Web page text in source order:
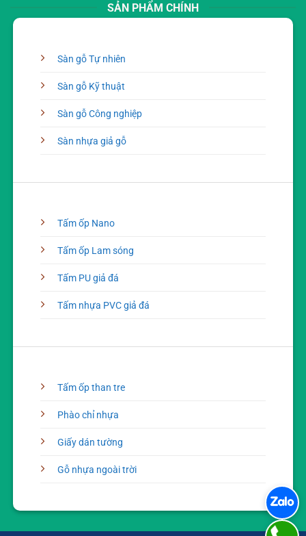
SẢN PHẨM CHÍNH
Sàn gỗ Tự nhiên
Sàn gỗ Kỹ thuật
Sàn gỗ Công nghiệp
Sàn nhựa giả gỗ
Tấm ốp Nano
Tấm ốp Lam sóng
Tấm PU giả đá
Tấm nhựa PVC giả đá
Tấm ốp than tre
Phào chỉ nhựa
Giấy dán tường
Gỗ nhựa ngoài trời